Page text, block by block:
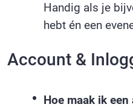
Handig als je
hebt én een
Account &
Hoe maak ik